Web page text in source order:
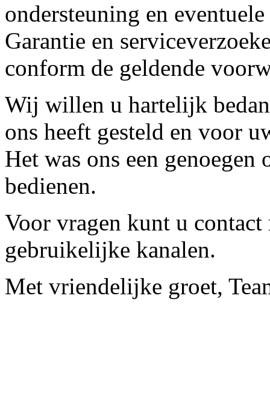
ondersteuning en
Garantie en
conform de geldende
Wij willen u hartelijk
ons heeft gesteld en voor
Het was ons een
bedienen.
Voor vragen kunt u contact
gebruikelijke kanalen.
Met vriendelijke groet,